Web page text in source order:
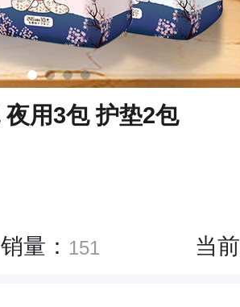
红豆杉卫生巾 日用5包 夜用3包 护垫2包
销量： 151 当